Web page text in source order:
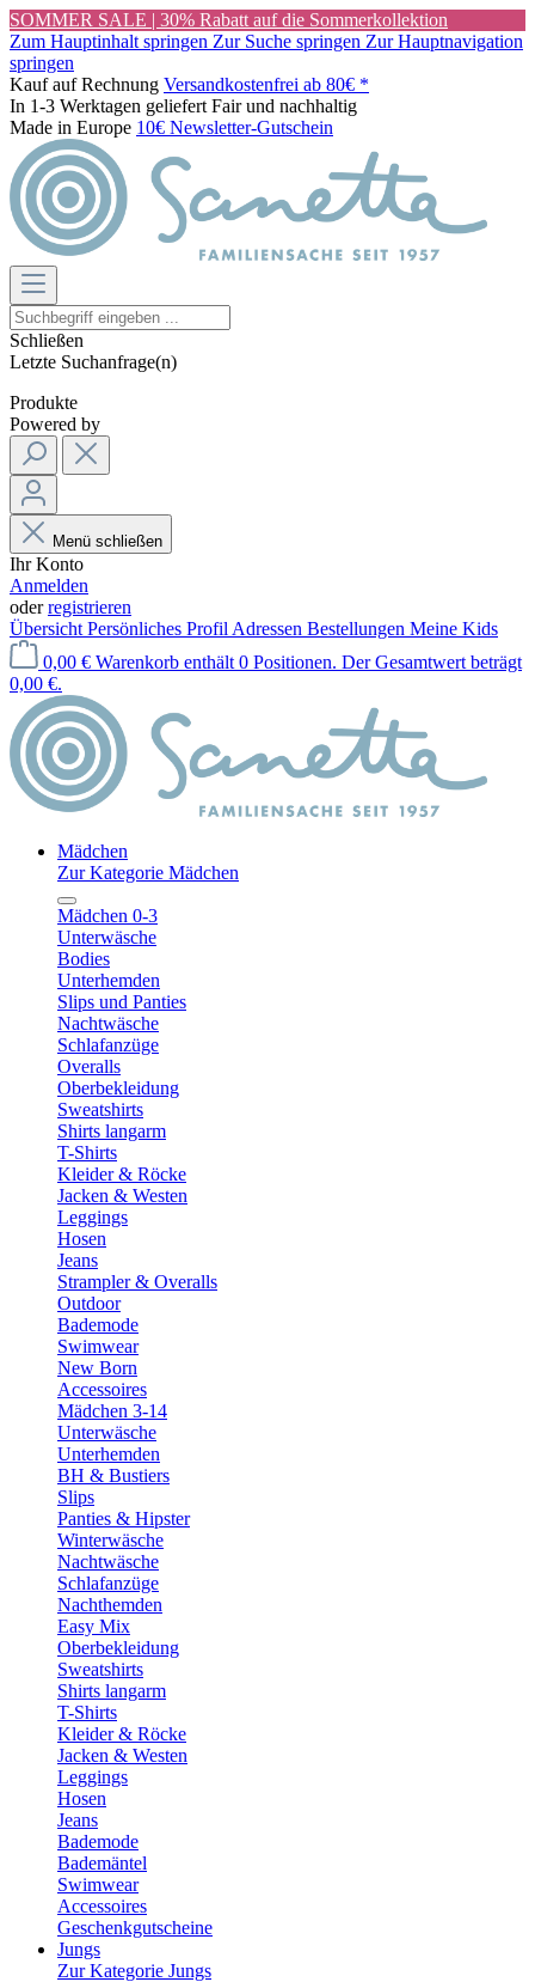
SOMMER SALE | 30% Rabatt auf die Sommerkollektion
Zum Hauptinhalt springen Zur Suche springen Zur Hauptnavigation
springen
Kauf auf Rechnung Versandkostenfrei ab 80€ *
In 1-3 Werktagen geliefert Fair und nachhaltig
Made in Europe 10€ Newsletter-Gutschein
Schließen
Letzte Suchanfrage(n)
Produkte
Powered by
Menü schließen
Ihr Konto
Anmelden
oderregistrieren
Übersicht Persönliches Profil Adressen Bestellungen Meine Kids
0,00 € Warenkorb enthält 0 Positionen. Der Gesamtwert beträgt
0,00 €.
Mädchen
Zur Kategorie Mädchen
Mädchen 0-3
Unterwäsche
Bodies
Unterhemden
Slips und Panties
Nachtwäsche
Schlafanzüge
Overalls
Oberbekleidung
Sweatshirts
Shirts langarm
T-Shirts
Kleider & Röcke
Jacken & Westen
Leggings
Hosen
Jeans
Strampler & Overalls
Outdoor
Bademode
Swimwear
New Born
Accessoires
Mädchen 3-14
Unterwäsche
Unterhemden
BH & Bustiers
Slips
Panties & Hipster
Winterwäsche
Nachtwäsche
Schlafanzüge
Nachthemden
Easy Mix
Oberbekleidung
Sweatshirts
Shirts langarm
T-Shirts
Kleider & Röcke
Jacken & Westen
Leggings
Hosen
Jeans
Bademode
Bademäntel
Swimwear
Accessoires
Geschenkgutscheine
Jungs
Zur Kategorie Jungs